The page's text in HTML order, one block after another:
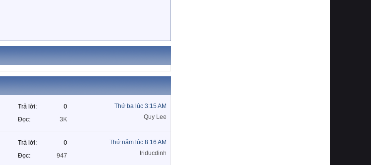
Trả lời
0
Đọc
3K
Thứ ba lúc 3:15 AM
Quy Lee
Trả lời
0
Đọc
947
Thứ năm lúc 8:16 AM
triducdinh